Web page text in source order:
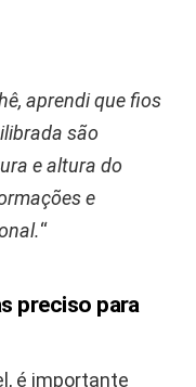
aprendi que fios
são
e altura do
e
“
preciso para
é importante